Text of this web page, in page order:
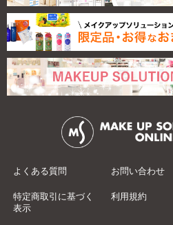
よくある質問 お問い合わせ
特定商取引に基づく
表示
利用規約